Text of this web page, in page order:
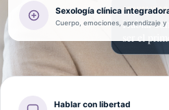
Hablar
ser el
Sexología clínica
Cuerpo, emociones, aprendizaje y
Hablar con libertad